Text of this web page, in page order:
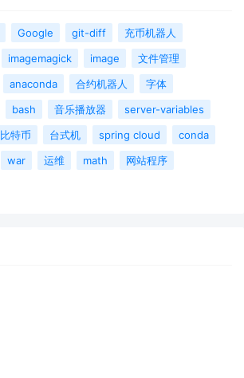
Google git-diff
充币机器人
imagemagick image
文件管理
anaconda 合约机器人
字体
bash 音乐播放器
server-variables
比特币 台式机 spring cloud
conda
war 运维 math
网站程序